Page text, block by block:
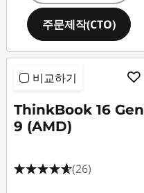
주문제작(CTO)
비교하기
ThinkBook 16 Gen
9 (AMD)
(26)